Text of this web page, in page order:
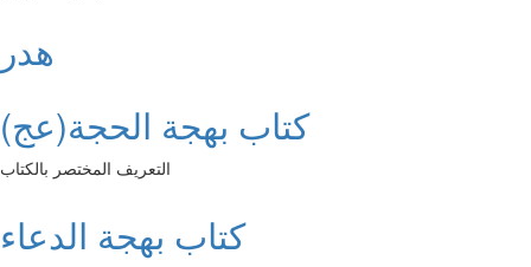
هدر
كتاب بهجة الحجة(عج)
التعريف المختصر بالكتاب
كتاب بهجة الدعاء